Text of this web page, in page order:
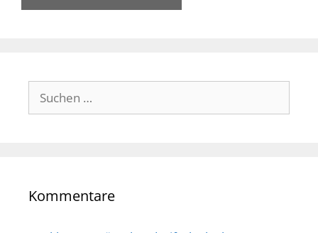
Suche
nach:
Kommentare